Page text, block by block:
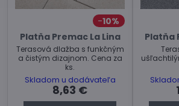
10%
Platňa Premac La Lina
Terasová dlažba s funkčným
a čistým dizajnom. Cena za
ks.
Skladom u dodávateľa
8,63 €
Platňa